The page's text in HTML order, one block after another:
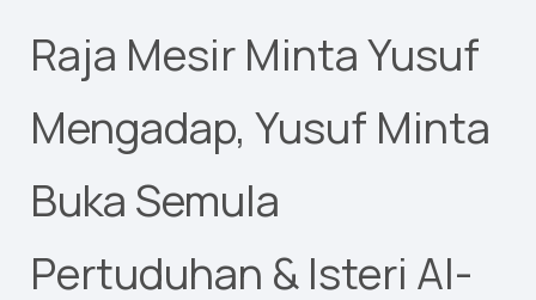
Raja Mesir Minta Yusuf
Mengadap, Yusuf Minta
Buka Semula
Pertuduhan & Isteri Al-